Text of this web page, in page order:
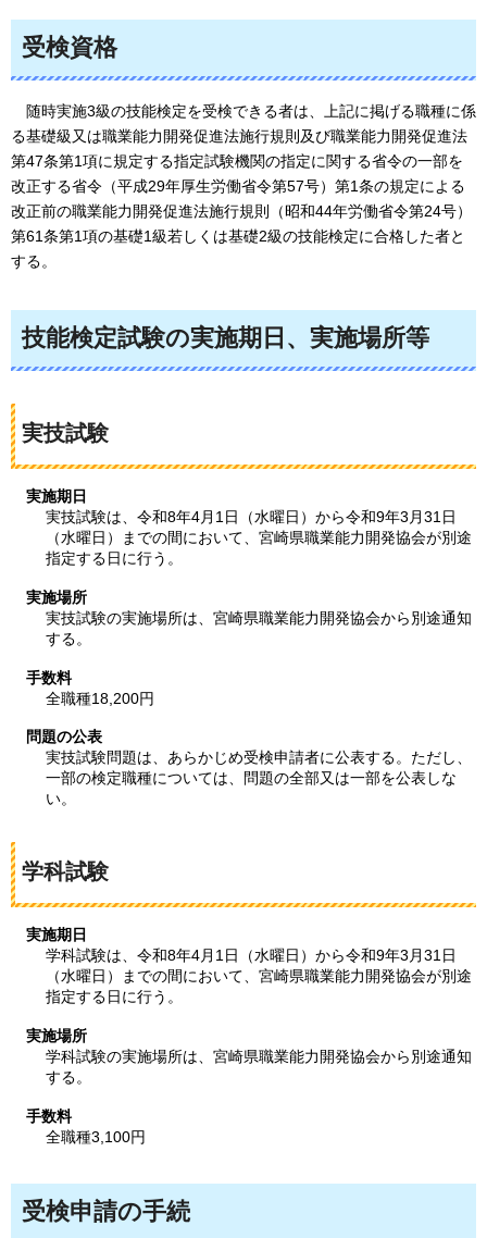
受検資格
随時実施3級の技能検定を受検できる者は、上記に掲げる職種に係
る基礎級又は職業能力開発促進法施行規則及び職業能力開発促進法
第47条第1項に規定する指定試験機関の指定に関する省令の一部を
改正する省令（平成29年厚生労働省令第57号）第1条の規定による
改正前の職業能力開発促進法施行規則（昭和44年労働省令第24号）
第61条第1項の基礎1級若しくは基礎2級の技能検定に合格した者と
する。
技能検定試験の実施期日、実施場所等
実技試験
実施期日
実技試験は、令和8年4月1日（水曜日）から令和9年3月31日
（水曜日）までの間において、宮崎県職業能力開発協会が別途
指定する日に行う。
実施場所
実技試験の実施場所は、宮崎県職業能力開発協会から別途通知
する。
手数料
全職種18,200円
問題の公表
実技試験問題は、あらかじめ受検申請者に公表する。ただし、
一部の検定職種については、問題の全部又は一部を公表しな
い。
学科試験
実施期日
学科試験は、令和8年4月1日（水曜日）から令和9年3月31日
（水曜日）までの間において、宮崎県職業能力開発協会が別途
指定する日に行う。
実施場所
学科試験の実施場所は、宮崎県職業能力開発協会から別途通知
する。
手数料
全職種3,100円
受検申請の手続